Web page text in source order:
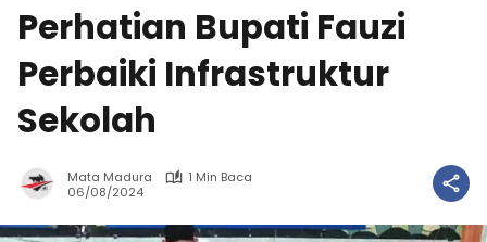
Perhatian Bupati Fauzi
Perbaiki Infrastruktur
Sekolah
Mata Madura
1 Min Baca
06/08/2024